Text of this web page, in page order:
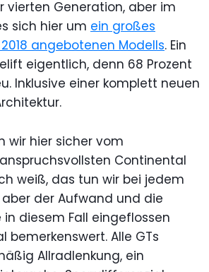
vierten Generation, aber im
sich hier um ein großes
angebotenen Modells. Ein
eigentlich, denn 68 Prozent
Inklusive einer komplett neuen
wir hier sicher vom
Continental
weiß, das tun wir bei jedem
aber der Aufwand und die
diesem Fall eingeflossen
bemerkenswert. Alle GTs
Allradlenkung, ein